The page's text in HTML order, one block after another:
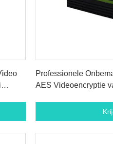
Professionele
AES Videoencryptie